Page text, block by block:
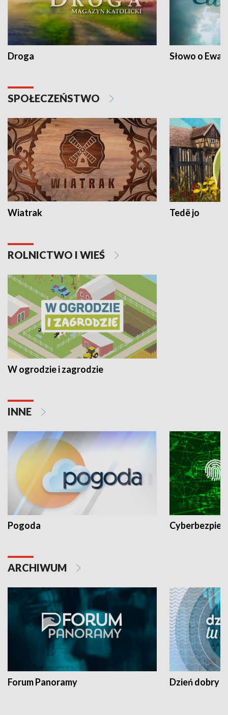
Droga Słowo o
SPOŁECZEŃSTWO
Wiatrak Tedë jo
ROLNICTWO I WIEŚ
W ogrodzie i zagrodzie
INNE
Pogoda
ARCHIWUM
Forum Panoramy Dzień dobry